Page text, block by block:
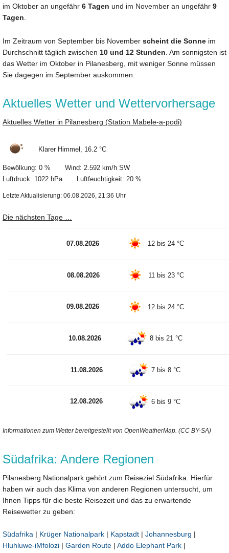
im Oktober an ungefähr 6 Tagen und im November an ungefähr 9
Tagen
Im Zeitraum von September bis November scheint die Sonne im
Durchschnitt täglich zwischen 10 und 12 Stunden . Am sonnigsten ist
das Wetter im Oktober in Pilanesberg, mit weniger Sonne müssen
Sie dagegen im September auskommen.
Aktuelles Wetter und Wettervorhersage
Aktuelles Wetter in Pilanesberg (Station Mabele-a-podi)
Klarer Himmel, 16.2 °C
Bewölkung: 0 % Wind: 2.592 km/h SW
Luftdruck: 1022 hPa Luftfeuchtigkeit: 20 %
Letzte Aktualisierung: 06.08.2026, 21:36 Uhr
Die nächsten Tage …
07.08.2026 12 bis 24 °C
08.08.2026 11 bis 23 °C
09.08.2026 12 bis 24 °C
10.08.2026 8 bis 21 °C
11.08.2026 7 bis 8 °C
12.08.2026 6 bis 9 °C
Informationen zum Wetter bereitgestellt von OpenWeatherMap. (CC BY-SA)
Südafrika: Andere Regionen
Pilanesberg Nationalpark gehört zum Reiseziel Südafrika. Hierfür
haben wir auch das Klima von anderen Regionen untersucht, um
Ihnen Tipps für die beste Reisezeit und das zu erwartende
Reisewetter zu geben:
Südafrika | Krüger Nationalpark | Kapstadt | Johannesburg |
Hluhluwe-iMfolozi | Garden Route | Addo Elephant Park |